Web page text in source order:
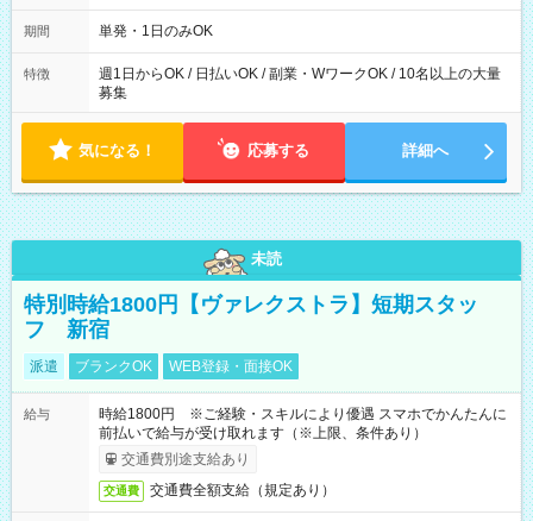
～21：00
期間 単発・1日のみOK
特徴
週1日からOK / 日払いOK / 副業・WワークOK / 10名以上の大量
募集
気になる！ 応募する 詳細へ
未読
特別時給1800円【ヴァレクストラ】短期スタッ
フ 新宿
派遣 ブランクOK WEB登録・面接OK
給与
時給1800円 ※ご経験・スキルにより優遇 スマホでかんたんに
前払いで給与が受け取れます（※上限、条件あり）
交通費別途支給あり
交通費 交通費全額支給（規定あり）